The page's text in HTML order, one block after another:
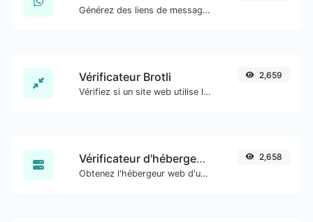
Générez des liens de message WhatsApp facilement.
Vérificateur Brotli
Vérifiez si un site web utilise l'algorithme de compression Brotli ou non.
2,659
Vérificateur d'hébergement de site web
Obtenez l'hébergeur web d'un site web donné.
2,658